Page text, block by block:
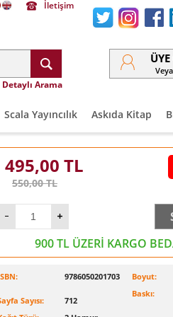
İletişim
Detaylı Arama
Scala Yayıncılık Askıda Kitap
495,00 TL
550,00TL
900 TL ÜZERİ KARGO
9786050201703
Sayısı:
712
Boyut:
Baskı: